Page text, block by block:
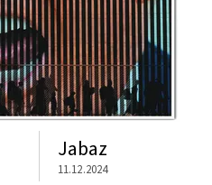
Jabaz
11.12.2024